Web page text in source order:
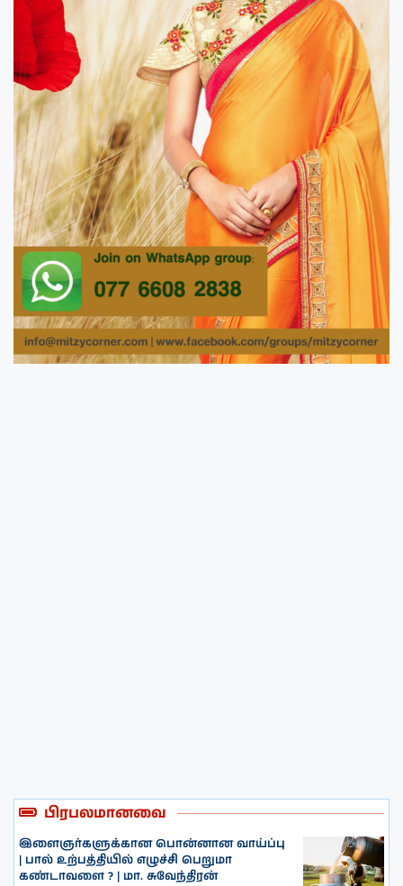
பிரபலமானவை
இளைஞர்களுக்கான பொன்னான வாய்ப்பு
| பால் உற்பத்தியில் எழுச்சி பெறுமா
கண்டாவளை ? | மா. சுவேந்திரன்